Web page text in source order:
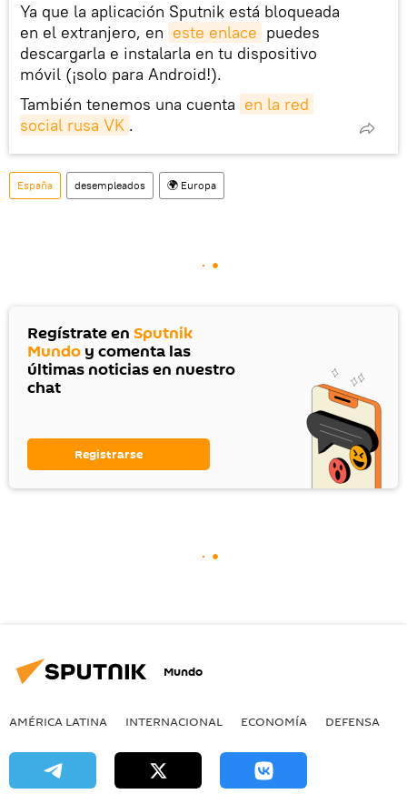
Ya que la aplicación Sputnik está bloqueada
en el extranjero, en este enlace puedes
descargarla e instalarla en tu dispositivo
móvil (¡solo para Android!).
También tenemos una cuenta en la red
social rusa VK .
España desempleados 🌍 Europa
Regístrate en Sputnik
Mundo y comenta las
últimas noticias en nuestro
chat
Registrarse
Mundo
AMÉRICA LATINA INTERNACIONAL ECONOMÍA DEFENSA